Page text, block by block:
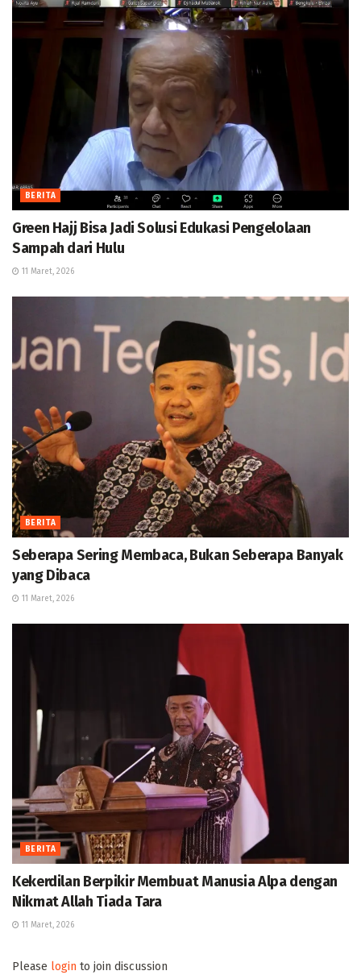
BERITA
Green Hajj Bisa Jadi Solusi Edukasi Pengelolaan
Sampah dari Hulu
11 Maret, 2026
BERITA
Seberapa Sering Membaca, Bukan Seberapa Banyak
yang Dibaca
11 Maret, 2026
BERITA
Kekerdilan Berpikir Membuat Manusia Alpa dengan
Nikmat Allah Tiada Tara
11 Maret, 2026
Please login to join discussion